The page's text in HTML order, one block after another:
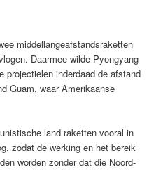
middellangeafstandsraketten
Daarmee wilde Pyongyang
projectielen inderdaad de afstand
Guam, waar Amerikaanse
land raketten vooral in
zodat de werking en het bereik
worden zonder dat die Noord-